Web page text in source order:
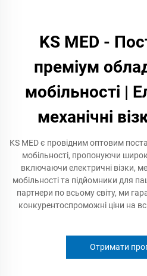
KS MED -
преміум
мобільності |
механічні
KS MED є провідним оптовим
мобільності, пропонуючи
включаючи електричні візки,
мобільності та підйомники для
партнери по всьому світу, ми
конкурентоспроможні ціни на
Отримати